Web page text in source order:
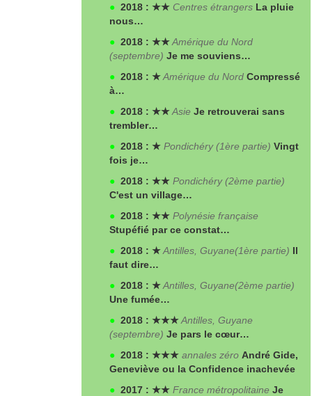
● 2018 : ★★ Centres étrangers La pluie
nous…
● 2018 : ★★Amérique du Nord
(septembre) Je me souviens…
● 2018 : ★Amérique du Nord Compressé
à…
● 2018 : ★★Asie Je retrouverai sans
trembler…
● 2018 : ★ Pondichéry (1ère partie) Vingt
fois je…
● 2018 : ★★ Pondichéry (2ème partie)
C'est un village…
● 2018 : ★★ Polynésie française
Stupéfié par ce constat…
● 2018 : ★Antilles, Guyane(1ère partie) Il
faut dire…
● 2018 : ★Antilles, Guyane(2ème partie)
Une fumée…
● 2018 : ★★★Antilles, Guyane
(septembre) Je pars le cœur…
● 2018 : ★★★ annales zéro André Gide,
Geneviève ou la Confidence inachevée
● 2017 : ★★ France métropolitaine Je